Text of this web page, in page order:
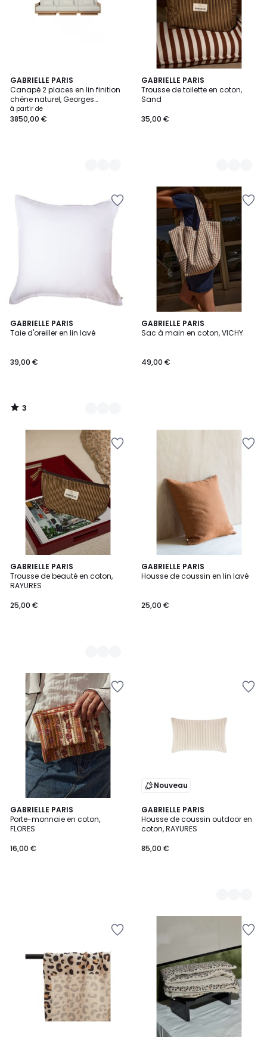
GABRIELLE PARIS
Canapé 2 places en lin finition
chêne naturel, Georges
L'élégant
à partir de
3850,00 €
14
Couleurs
GABRIELLE PARIS
Trousse de toilette en coton,
Sand
35,00 €
4
Couleurs
GABRIELLE PARIS
Taie d'oreiller en lin lavé
39,00 €
3
/
7
Couleurs
3
/
GABRIELLE PARIS
Sac à main en coton, VICHY
49,00 €
GABRIELLE PARIS
Trousse de beauté en coton,
RAYURES
25,00 €
3
Couleurs
GABRIELLE PARIS
Housse de coussin en lin lavé
25,00 €
GABRIELLE PARIS
Porte-monnaie en coton,
FLORES
16,00 €
Nouveau
GABRIELLE PARIS
Housse de coussin outdoor en
coton, RAYURES
85,00 €
3
Couleurs